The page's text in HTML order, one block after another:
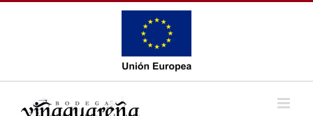
Saltar